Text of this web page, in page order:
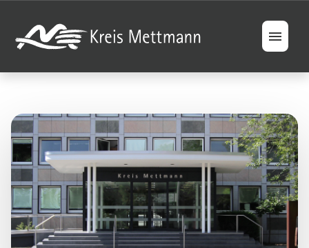
Berufsfelder
Ausbildung & Studium
Ihre Vorteile
FAQ